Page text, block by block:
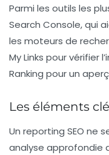
Parmi les outils les
Search Console, qui
les moteurs de
My Links pour vérifier
Ranking pour un
Les éléments
Un reporting SEO ne
analyse approfondie